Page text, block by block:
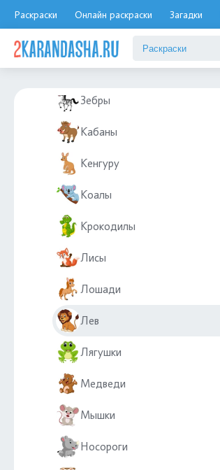
Раскраски Онлайн раскраски Загадки
Зайцы и кролики
Зебры
Кабаны
Кенгуру
Коалы
Крокодилы
Лисы
Лошади
Лев
Лягушки
Медведи
Мышки
Носороги